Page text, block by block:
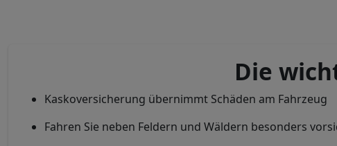
Die
Kaskoversicherung übernimmt Schäden am Fahrzeug
Fahren Sie neben Feldern und Wäldern besonders